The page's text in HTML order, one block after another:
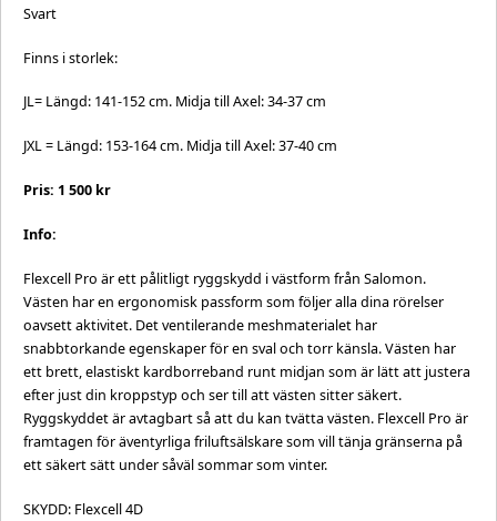
Svart
Finns i storlek:
JL= Längd: 141-152 cm. Midja till Axel: 34-37 cm
JXL = Längd: 153-164 cm. Midja till Axel: 37-40 cm
Pris: 1 500 kr
Info:
Flexcell Pro är ett pålitligt ryggskydd i västform från Salomon.
Västen har en ergonomisk passform som följer alla dina rörelser
oavsett aktivitet. Det ventilerande meshmaterialet har
snabbtorkande egenskaper för en sval och torr känsla. Västen har
ett brett, elastiskt kardborreband runt midjan som är lätt att justera
efter just din kroppstyp och ser till att västen sitter säkert.
Ryggskyddet är avtagbart så att du kan tvätta västen. Flexcell Pro är
framtagen för äventyrliga friluftsälskare som vill tänja gränserna på
ett säkert sätt under såväl sommar som vinter.
SKYDD: Flexcell 4D